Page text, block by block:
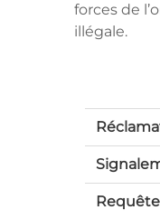
forces de
illégale.